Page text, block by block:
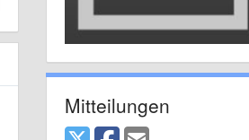
Mitteilungen